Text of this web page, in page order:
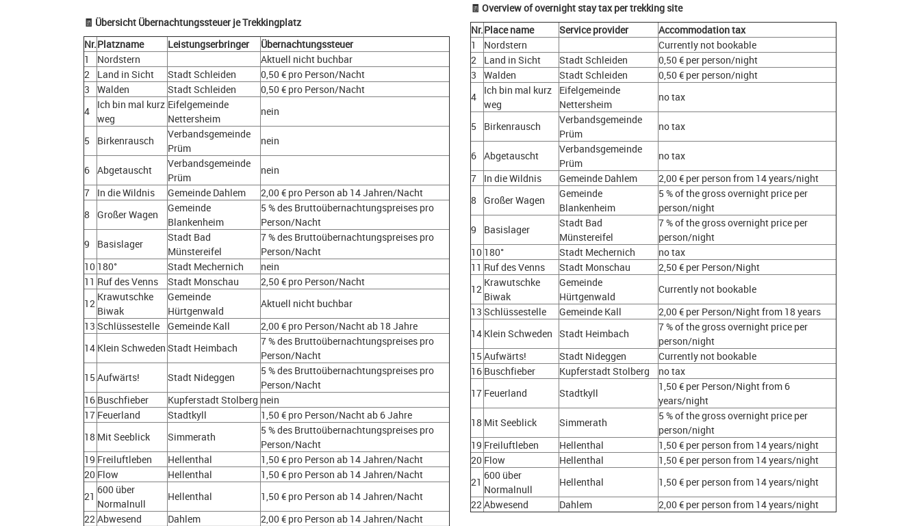
🧾 Übersicht Übernachtungssteuer je Trekkingplatz
Nr.Platzname Leistungserbringer
Übernachtungssteuer
1
Nordstern
Aktuell nicht buchbar
2
Land in Sicht Stadt Schleiden
0,50 € pro Person/Nacht
3
Walden Stadt Schleiden
0,50 € pro Person/Nacht
4
Ich bin mal kurz
weg
Eifelgemeinde
Nettersheim
nein
5 Birkenrausch
Verbandsgemeinde
Prüm
nein
6 Abgetauscht
Verbandsgemeinde
Prüm
nein
7
In die Wildnis Gemeinde Dahlem
2,00 € pro Person ab 14 Jahren/Nacht
8
Großer Wagen
Gemeinde
Blankenheim
5 % des Bruttoübernachtungspreises pro
Person/Nacht
9
Basislager
Stadt Bad
Münstereifel
7 % des Bruttoübernachtungspreises pro
Person/Nacht
10 180° Stadt Mechernich
nein
11 Ruf des Venns Stadt Monschau
2,50 € pro Person/Nacht
12
Krawutschke
Biwak
Gemeinde
Hürtgenwald
Aktuell nicht buchbar
13 Schlüssestelle Gemeinde Kall
2,00 € pro Person/Nacht ab 18 Jahre
14 Klein Schweden Stadt Heimbach
7 % des Bruttoübernachtungspreises pro
Person/Nacht
15 Aufwärts! Stadt Nideggen
5 % des Bruttoübernachtungspreises pro
Person/Nacht
16 Buschfieber Kupferstadt Stolberg nein
17 Feuerland Stadtkyll
1,50 € pro Person/Nacht ab 6 Jahre
18 Mit Seeblick Simmerath
5 % des Bruttoübernachtungspreises pro
Person/Nacht
19 Freiluftleben Hellenthal
1,50 € pro Person ab 14 Jahren/Nacht
20 Flow Hellenthal
1,50 € pro Person ab 14 Jahren/Nacht
21
600 über
Normalnull
Hellenthal
1,50 € pro Person ab 14 Jahren/Nacht
22 Abwesend Dahlem 2,00 € pro Person ab 14 Jahren/Nacht
🧾 Overview of overnight stay tax per trekking site
Nr.Place name Service provider
Accommodation tax
1
Nordstern
Currently not bookable
2
Land in Sicht Stadt Schleiden
0,50 € per person/night
3
Walden Stadt Schleiden
0,50 € per person/night
4
Ich bin mal kurz
weg
Eifelgemeinde
Nettersheim
no tax
5 Birkenrausch
Verbandsgemeinde
Prüm
no tax
6 Abgetauscht
Verbandsgemeinde
Prüm
no tax
7
In die Wildnis Gemeinde Dahlem
2,00 € per person from 14 years/night
8
Großer Wagen
Gemeinde
Blankenheim
5 % of the gross overnight price per
person/night
9
Basislager
Stadt Bad
Münstereifel
7 % of the gross overnight price per
person/night
10 180° Stadt Mechernich
no tax
11 Ruf des Venns Stadt Monschau
2,50 € per Person/Night
12
Krawutschke
Biwak
Gemeinde
Hürtgenwald
Currently not bookable
13 Schlüssestelle Gemeinde Kall
2,00 € per Person/Night from 18 years
14 Klein Schweden Stadt Heimbach
7 % of the gross overnight price per
person/night
15 Aufwärts! Stadt Nideggen
Currently not bookable
16 Buschfieber Kupferstadt Stolberg
no tax
17 Feuerland Stadtkyll
1,50 € per Person/Night from 6
years/night
18 Mit Seeblick Simmerath
5 % of the gross overnight price per
person/night
19 Freiluftleben Hellenthal
1,50 € per person from 14 years/night
20 Flow Hellenthal
1,50 € per person from 14 years/night
21
600 über
Normalnull
Hellenthal
1,50 € per person from 14 years/night
22 Abwesend Dahlem 2,00 € per person from 14 years/night